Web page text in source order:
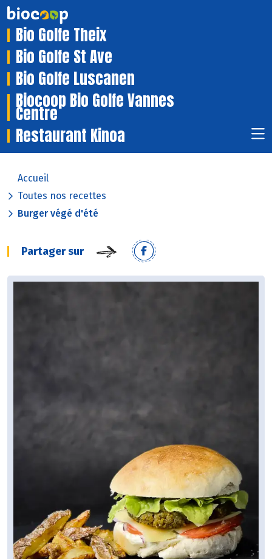
Bio Golfe Theix
Bio Golfe St Ave
Bio Golfe Luscanen
Biocoop Bio Golfe Vannes
Centre
Restaurant Kinoa
Accueil
Toutes nos recettes
Burger végé d'été
Partager sur